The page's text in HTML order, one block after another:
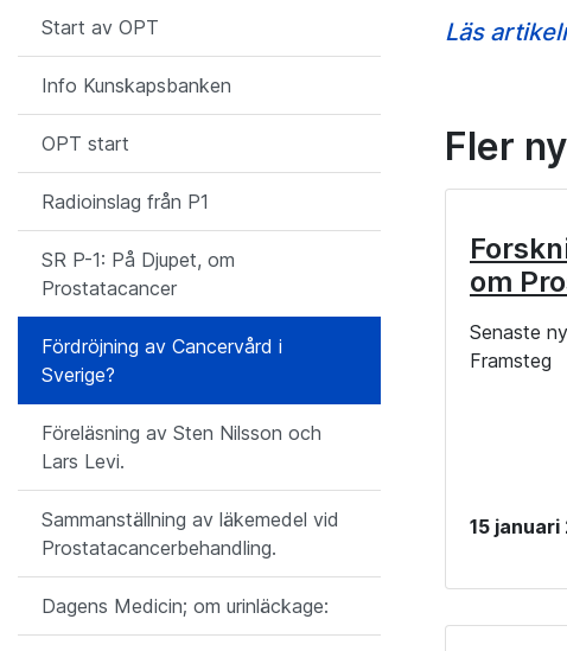
Start av OPT
Info Kunskapsbanken
OPT start
Radioinslag från P1
SR P-1: På Djupet, om
Prostatacancer
Fördröjning av Cancervård i
Sverige?
Föreläsning av Sten Nilsson och
Lars Levi.
Sammanställning av läkemedel vid
Prostatacancerbehandling.
Dagens Medicin; om urinläckage:
Läs
Fler
om
Senaste
Framsteg
15 januari